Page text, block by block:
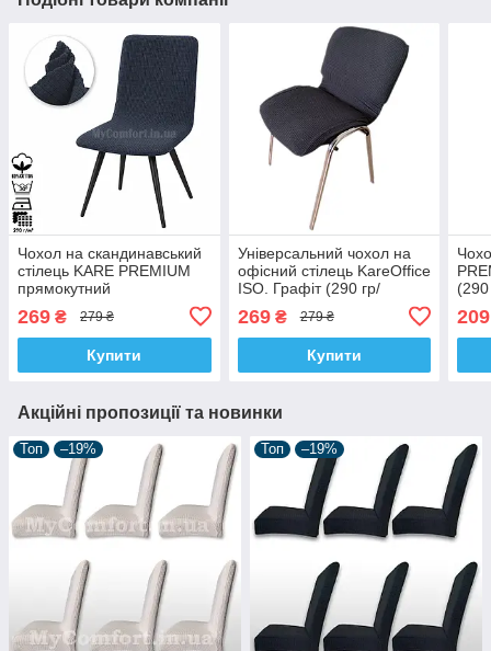
Чохол на скандинавський
стілець KARE PREMIUM
прямокутний
(підвищенна щільність 290
гр/м², Туреччина)
269 ₴ 279 ₴
Купити
Універсальний чохол на
офісний стілець KareOffice
ISO. Графіт (290 гр/
м²,еластичний, захисний,
Туреччина)
269₴ 279 ₴
Купити
(290
209
Акційні пропозиції та новинки
Топ –19% Топ –19%